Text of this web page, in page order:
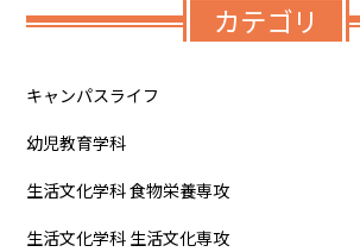
カテゴリ
キャンパスライフ
幼児教育学科
生活文化学科 食物栄養専攻
生活文化学科 生活文化専攻